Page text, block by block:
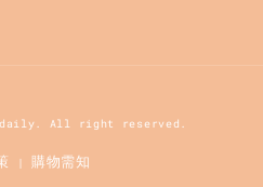
All right reserved.
|購物需知